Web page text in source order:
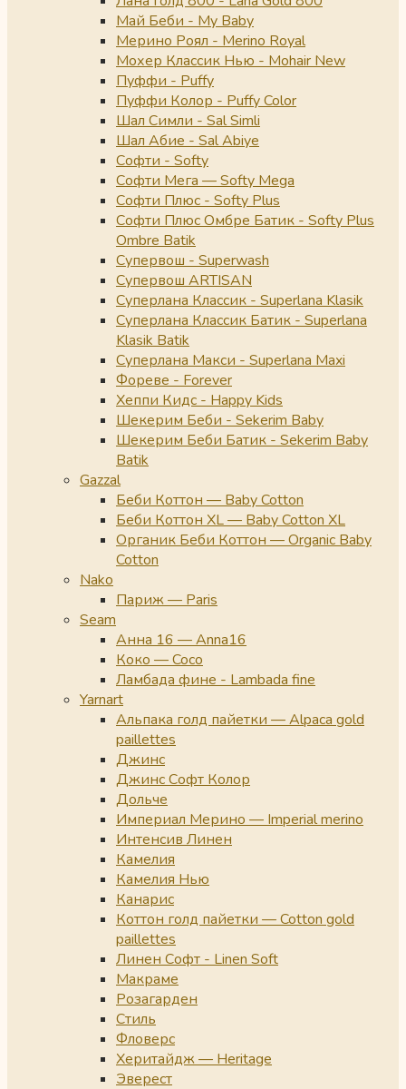
Май Беби - My Baby
Мерино Роял - Merino Royal
Мохер Классик Нью - Mohair New
Пуффи - Puffy
Пуффи Колор - Puffy Color
Шал Симли - Sal Simli
Шал Абие - Sal Abiye
Софти - Softy
Софти Мега — Softy Mega
Софти Плюс - Softy Plus
Софти Плюс Омбре Батик - Softy Plus
Ombre Batik
Супервош - Superwash
Супервош ARTISAN
Суперлана Классик - Superlana Klasik
Суперлана Классик Батик - Superlana
Klasik Batik
Суперлана Макси - Superlana Maxi
Фореве - Forever
Хеппи Кидс - Happy Kids
Шекерим Беби - Sekerim Baby
Шекерим Беби Батик - Sekerim Baby
Batik
Gazzal
Беби Коттон — Baby Cotton
Беби Коттон XL — Baby Cotton XL
Органик Беби Коттон — Organic Baby
Cotton
Nako
Париж — Paris
Seam
Анна 16 — Anna16
Коко — Coco
Ламбада фине - Lambada fine
Yarnart
Альпака голд пайетки — Alpaca gold
paillettes
Джинс
Джинс Софт Колор
Дольче
Империал Мерино — Imperial merino
Интенсив Линен
Камелия
Камелия Нью
Канарис
Коттон голд пайетки — Cotton gold
paillettes
Линен Софт - Linen Soft
Макраме
Розагарден
Стиль
Фловерс
Херитайдж — Heritage
Эверест